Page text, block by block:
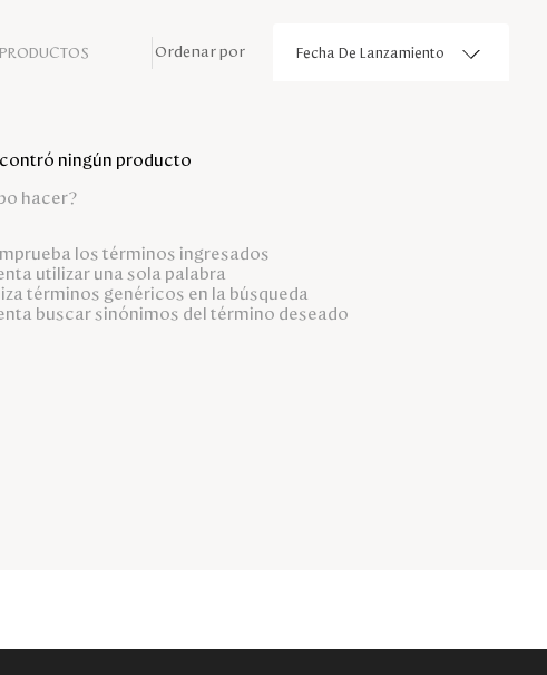
PRODUCTOS Fecha De Lanzamiento
ningún producto
hacer?
los términos ingresados
utilizar una sola palabra
términos genéricos en la búsqueda
buscar sinónimos del término deseado